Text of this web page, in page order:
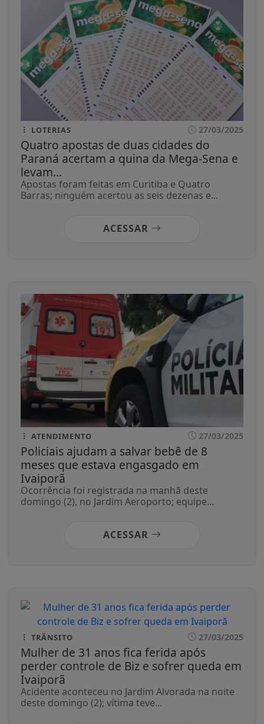
LOTERIAS 27/03/2025
Quatro apostas de duas cidades do
Paraná acertam a quina da Mega-Sena e
levam...
Apostas foram feitas em Curitiba e Quatro
Barras; ninguém acertou as seis dezenas e...
ACESSAR
ATENDIMENTO 27/03/2025
Policiais ajudam a salvar bebê de 8
meses que estava engasgado em
Ivaiporã
Ocorrência foi registrada na manhã deste
domingo (2), no Jardim Aeroporto; equipe...
ACESSAR
TRÂNSITO 27/03/2025
Mulher de 31 anos fica ferida após
perder controle de Biz e sofrer queda em
Ivaiporã
Acidente aconteceu no Jardim Alvorada na noite
deste domingo (2); vítima teve...